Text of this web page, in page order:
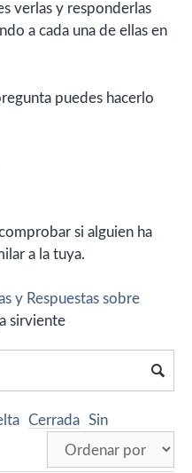
verlas y responderlas
a cada una de ellas en
puedes hacerlo
si alguien ha
a la tuya.
y Respuestas sobre
sirviente
Cerrada Sin